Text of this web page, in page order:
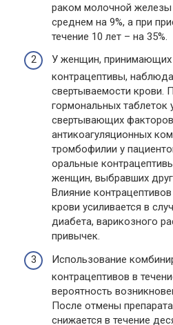
раком молочной железы
среднем на 9%, а при
течение 10 лет – на 35%.
У женщин, принимающих
контрацептивы,
свертываемости крови.
гормональных таблеток
свертывающих
антикоагуляционных
тромбофилии у
оральные
женщин, выбравших
Влияние
крови усиливается в
диабета, варикозного
привычек.
Использование
контрацептивов в
вероятность
После отмены
снижается в течение